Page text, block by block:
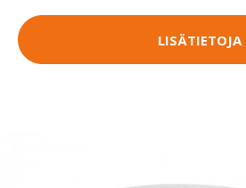
LISÄTIETOJA